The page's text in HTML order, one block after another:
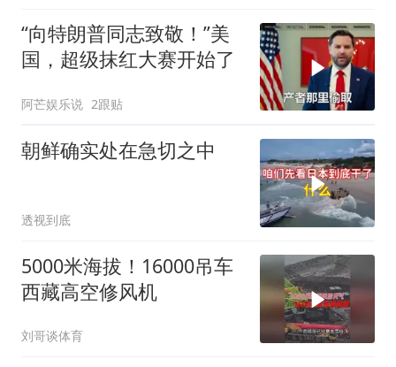
“向特朗普同志致敬！”美
国，超级抹红大赛开始了
阿芒娱乐说 2跟贴
朝鲜确实处在急切之中
透视到底
5000米海拔！16000吊车
西藏高空修风机
刘哥谈体育